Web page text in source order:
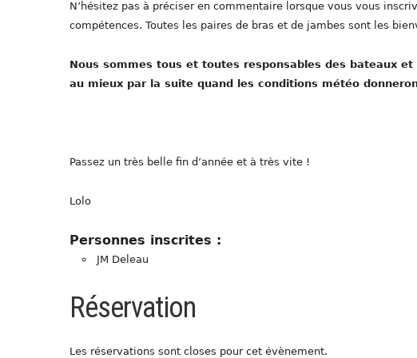
N’hésitez pas à préciser en commentaire lorsque vous vous
compétences. Toutes les paires de bras et de jambes sont les
Nous sommes tous et toutes responsables des bateaux
au mieux par la suite quand les conditions météo
Passez un très belle fin d’année et à très vite !
Lolo
Personnes inscrites :
JM Deleau
Réservation
Les réservations sont closes pour cet évènement.